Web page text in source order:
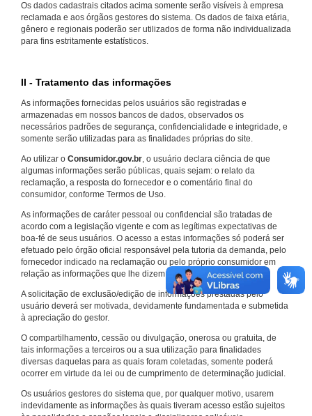
Os dados cadastrais citados acima somente serão visíveis à empresa
reclamada e aos órgãos gestores do sistema. Os dados de faixa etária,
gênero e regionais poderão ser utilizados de forma não individualizada
para fins estritamente estatísticos.
II - Tratamento das informações
As informações fornecidas pelos usuários são registradas e
armazenadas em nossos bancos de dados, observados os
necessários padrões de segurança, confidencialidade e integridade, e
somente serão utilizadas para as finalidades próprias do site.
Ao utilizar o Consumidor.gov.br, o usuário declara ciência de que
algumas informações serão públicas, quais sejam: o relato da
reclamação, a resposta do fornecedor e o comentário final do
consumidor, conforme Termos de Uso.
As informações de caráter pessoal ou confidencial são tratadas de
acordo com a legislação vigente e com as legítimas expectativas de
boa-fé de seus usuários. O acesso a estas informações só poderá ser
efetuado pelo órgão oficial responsável pela tutoria da demanda, pelo
fornecedor indicado na reclamação ou pelo próprio consumidor em
relação as informações que lhe dizem respeito.
A solicitação de exclusão/edição de informações prestadas pelo
usuário deverá ser motivada, devidamente fundamentada e submetida
à apreciação do gestor.
O compartilhamento, cessão ou divulgação, onerosa ou gratuita, de
tais informações a terceiros ou a sua utilização para finalidades
diversas daquelas para as quais foram coletadas, somente poderá
ocorrer em virtude da lei ou de cumprimento de determinação judicial.
Os usuários gestores do sistema que, por qualquer motivo, usarem
indevidamente as informações às quais tiveram acesso estão sujeitos